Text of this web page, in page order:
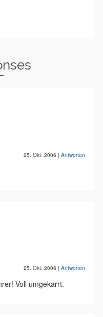
25. Okt. 2006 | Antworten
25. Okt. 2006 | Antworten
Voll umgekarrt.